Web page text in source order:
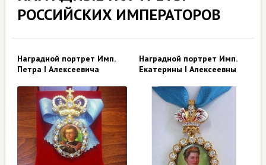
РОССИЙСКИХ ИМПЕРАТОРОВ
Наградной портрет Имп.
Петра I Алексеевича
Наградной портрет Имп.
Екатерины I Алексеевны